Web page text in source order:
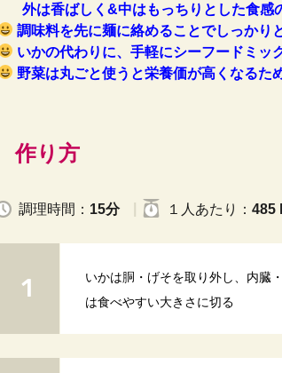
外は香ばしく&中はもっちりとした食感の
調味料を先に麺に絡めることでしっかり
いかの代わりに、手軽にシーフードミッ
野菜は丸ごと使うと栄養価が高くなるた
作り方
調理時間： 15分 １人 あたり ： 485
いかは胴・げそを取り外し、内臓
は食べやすい大きさに切る